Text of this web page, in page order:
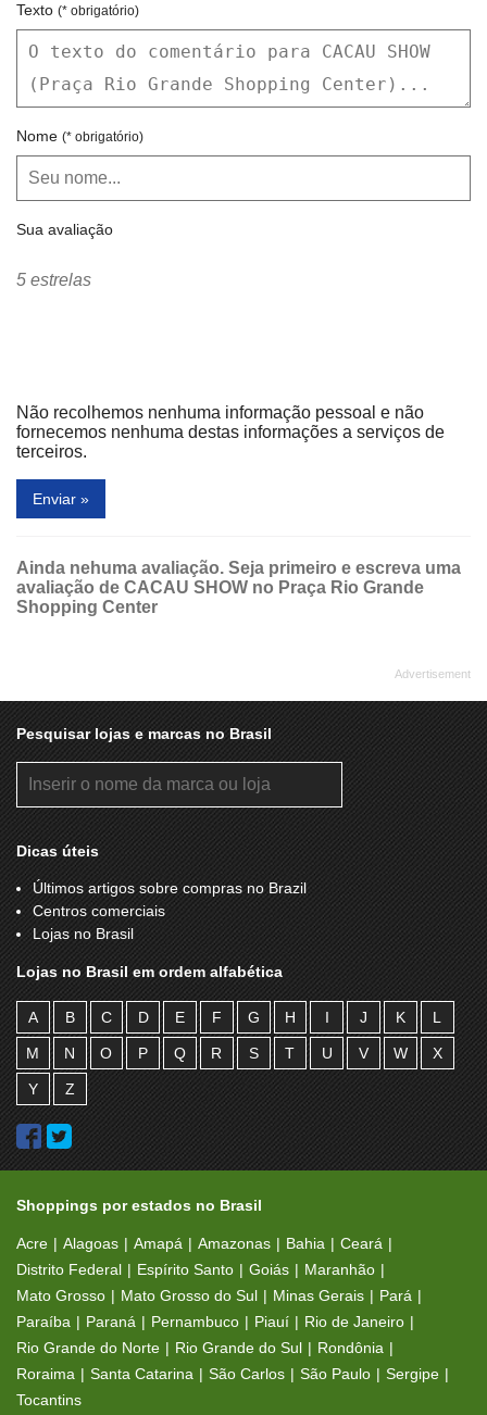
Texto (* obrigatório)
Nome (* obrigatório)
Sua avaliação
5 estrelas
Não recolhemos nenhuma informação pessoal e não
fornecemos nenhuma destas informações a serviços de
terceiros.
Enviar »
Ainda nehuma avaliação. Seja primeiro e escreva uma
avaliação de CACAU SHOW no Praça Rio Grande
Shopping Center
Pesquisar lojas e marcas no Brasil
Dicas úteis
Últimos artigos sobre compras no Brazil
Centros comerciais
Lojas no Brasil
Lojas no Brasil em ordem alfabética
A B C D E F G H I J K L
M N O P Q R S T U V W X
Y Z
Shoppings por estados no Brasil
Acre Alagoas Amapá Amazonas Bahia
Ceará
Distrito Federal
Espírito Santo Goiás
Maranhão
Mato Grosso
Mato Grosso do Sul Minas Gerais
Pará
Paraíba
Paraná Pernambuco Piauí
Rio de Janeiro
Rio Grande do Norte
Rio Grande do Sul
Rondônia
Roraima
Santa Catarina São Carlos São Paulo
Sergipe
Tocantins